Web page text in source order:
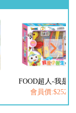
會員價:$252